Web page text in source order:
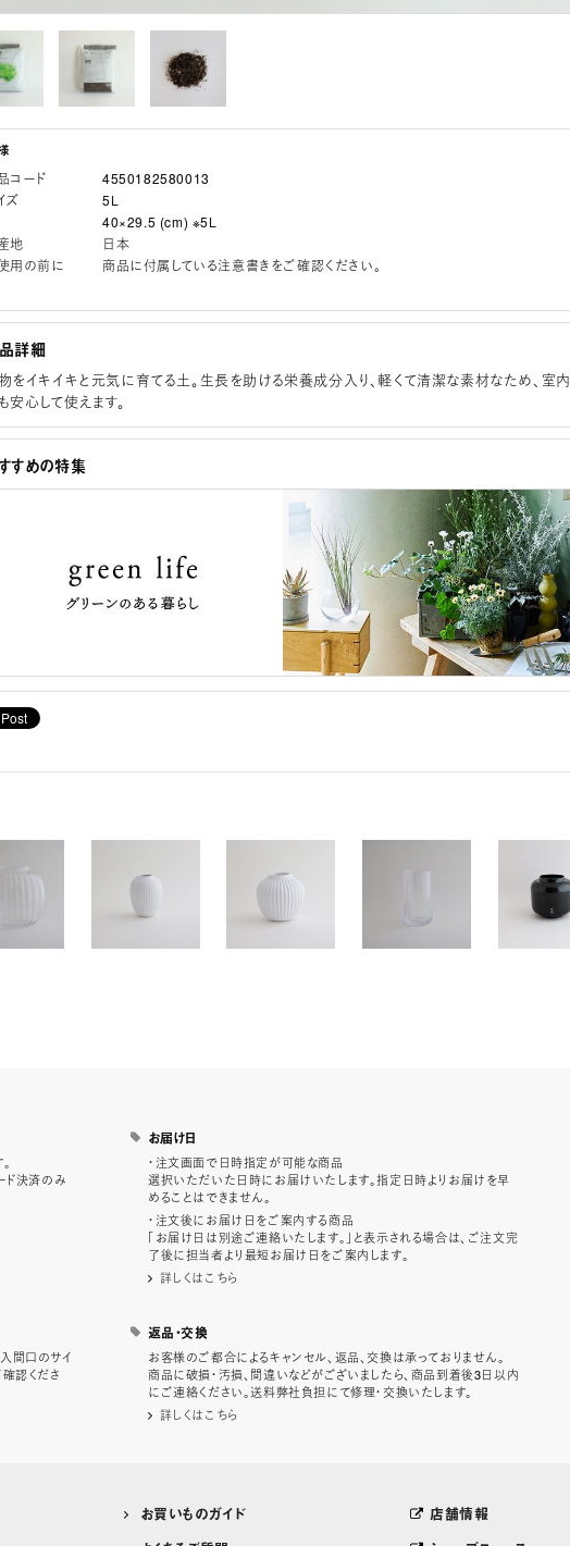
コード
4550182580013
ズ
5L
40×29.5 (cm) ※5L
地
日本
用の前に
商品に付属している注意書きをご確認ください。
詳細
をイキイキと元気に育てる土。生長を助ける栄養成分入り、軽くて清潔な素材なため、室内
安心して使えます。
すめの特集
ド決済のみ
お届け日
・注文画面で日時指定が可能な商品
選択いただいた日時にお届けいたします。指定日時よりお届けを早
めることはできません。
・注文後にお届け日をご案内する商品
「お届け日は別途ご連絡いたします。」と表示される場合は、ご注文完
了後に担当者より最短お届け日をご案内します。
詳しくはこちら
間口のサイ
認くださ
返品・交換
お客様のご都合によるキャンセル、返品、交換は承っておりません。
商品に破損・汚損、間違いなどがございましたら、商品到着後3日以内
にご連絡ください。送料弊社負担にて修理・交換いたします。
詳しくはこちら
お買いものガイド
店舗情報